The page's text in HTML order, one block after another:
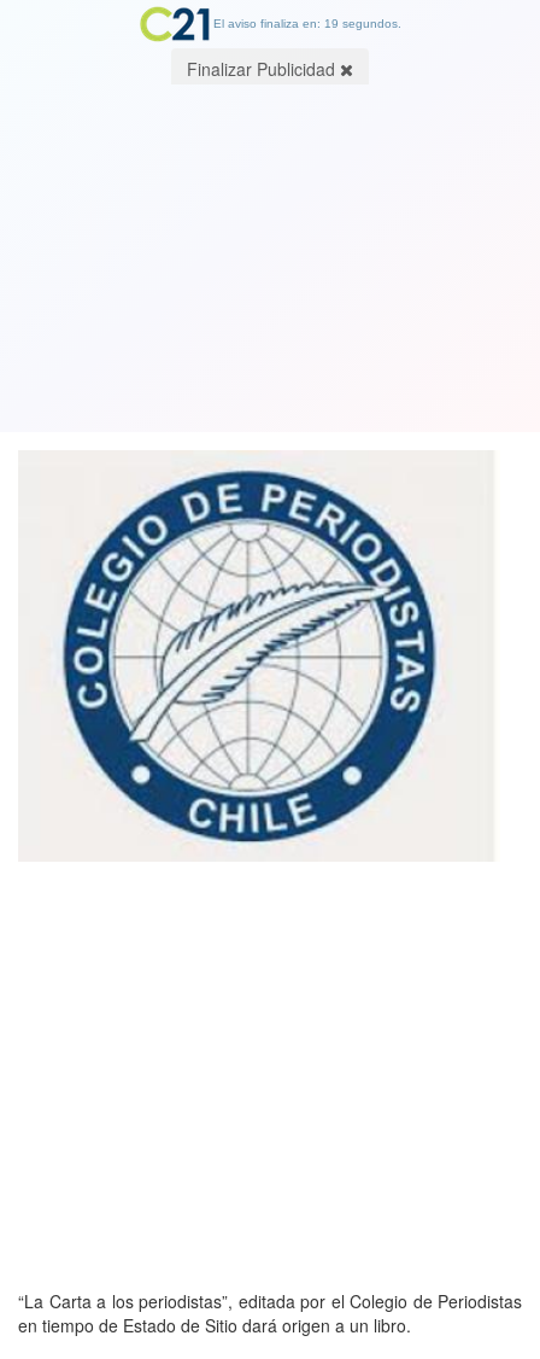
“La Carta a los periodistas”, editada por el Colegio de Periodistas
en tiempo de Estado de Sitio dará origen a un libro.
El aviso finaliza en: 19 segundos.
Finalizar Publicidad